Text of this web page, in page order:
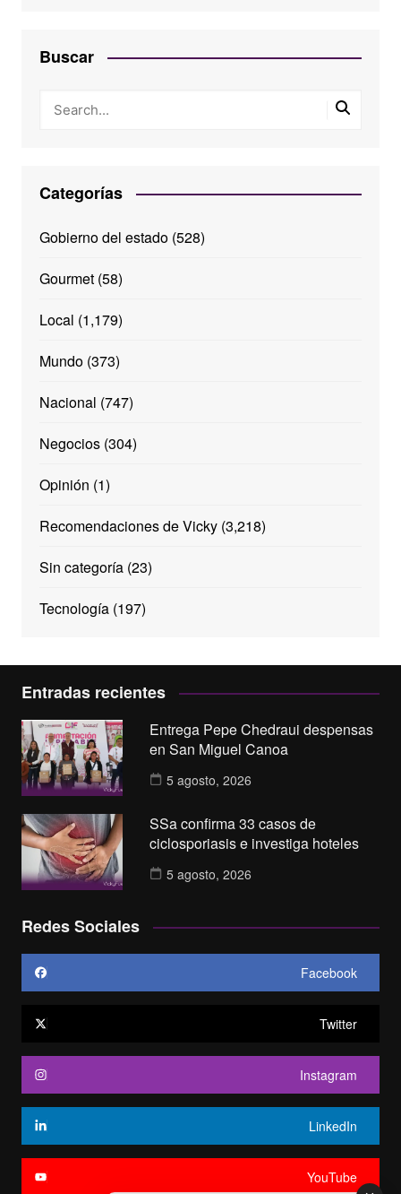
Buscar
Categorías
Gobierno del estado(528)
Gourmet(58)
Local (1,179)
Mundo(373)
Nacional (747)
Negocios(304)
Opinión (1)
Recomendaciones de Vicky(3,218)
Sin categoría(23)
Tecnología(197)
Entradas recientes
Entrega Pepe Chedraui despensas
en San Miguel Canoa
5 agosto, 2026
SSa confirma 33 casos de
ciclosporiasis e investiga hoteles
5 agosto, 2026
Redes Sociales
Facebook
Twitter
Instagram
LinkedIn
YouTube